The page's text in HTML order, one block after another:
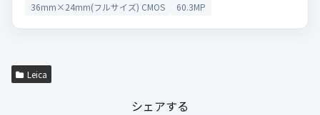
36mm×24mm(フルサイズ) CMOS 60.3MP
Leica
シェアする